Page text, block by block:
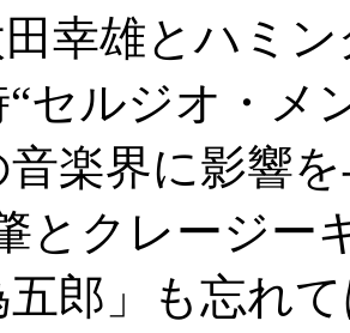
田幸雄とハミ
セルジオ・メ
音楽界に影響
とクレージ
五郎」も忘れ